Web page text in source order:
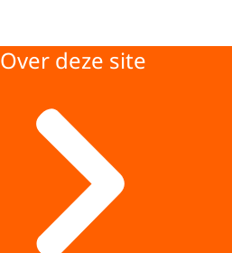
Over deze site